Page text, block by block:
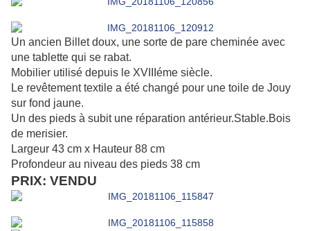
Un ancien Billet doux, une sorte de pare cheminée avec
une tablette qui se rabat.
Mobilier utilisé depuis le XVIIIéme siècle.
Le revêtement textile a été changé pour une toile de Jouy
sur fond jaune.
Un des pieds à subit une réparation antérieur.Stable.Bois
de merisier.
Largeur 43 cm x Hauteur 88 cm
Profondeur au niveau des pieds 38 cm
PRIX: VENDU